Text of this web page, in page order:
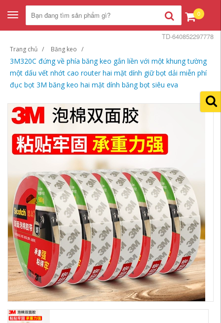
Toggle
navigation
0
Trang chủ Băng keo
3M320C đứng về phía băng keo gắn liền với một khung tường
một dấu vết nhớt cao router hai mặt dính giữ bọt dải miễn phí
đục bọt 3M băng keo hai mặt dính băng bọt siêu eva
TD-640852297778